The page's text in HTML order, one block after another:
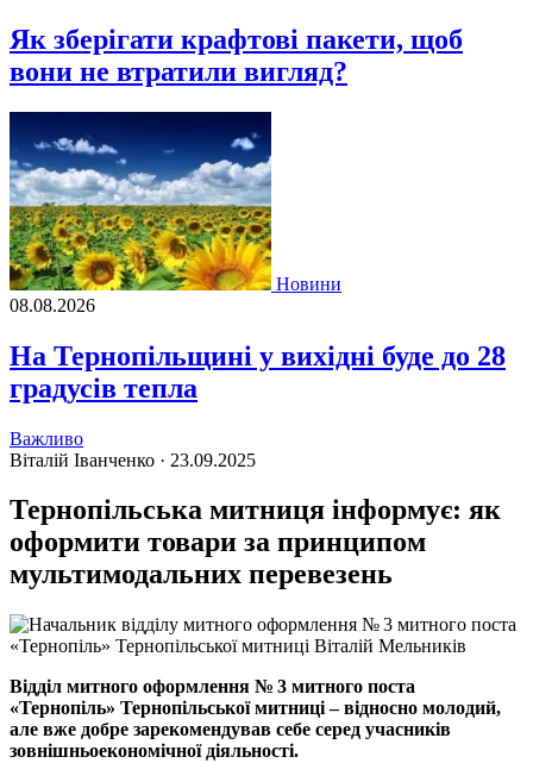
Як зберігати крафтові пакети, щоб
вони не втратили вигляд?
Новини
08.08.2026
На Тернопільщині у вихідні буде до 28
градусів тепла
Важливо
Віталій Іванченко · 23.09.2025
Тернопільська митниця інформує: як
оформити товари за принципом
мультимодальних перевезень
Відділ митного оформлення № 3 митного поста
«Тернопіль» Тернопільської митниці – відносно молодий,
але вже добре зарекомендував себе серед учасників
зовнішньоекономічної діяльності.